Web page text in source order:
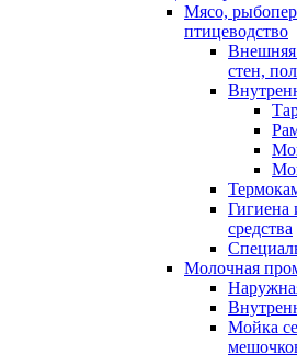
Мясо,
птицеводство
Внешняя
стен,
средства
Молочная
Мойка